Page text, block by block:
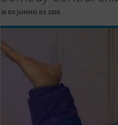
PUBLICADO
26 DE JUNHO DE 2020